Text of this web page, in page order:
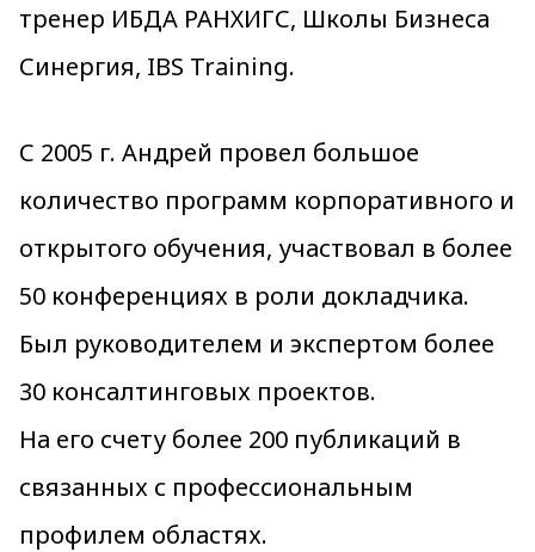
тренер ИБДА РАНХИГС, Школы Бизнеса
Синергия, IBS Training.
С 2005 г. Андрей провел большое
количество программ корпоративного и
открытого обучения, участвовал в более
50 конференциях в роли докладчика.
Был руководителем и экспертом более
30 консалтинговых проектов.
На его счету более 200 публикаций в
связанных с профессиональным
профилем областях.